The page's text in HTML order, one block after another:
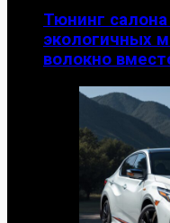
Тюнинг
экологичных
волокно